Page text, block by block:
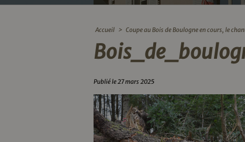
Accueil > Coupe au Bois de Boulogne en cours, le
Publié le 27 mars 2025